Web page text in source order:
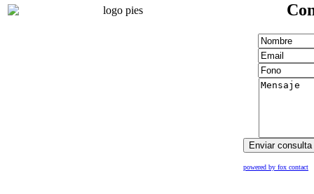
powered by fox contact